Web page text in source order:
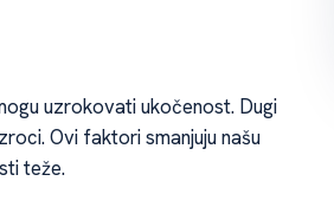
uzrokovati ukočenost. Dugi
Ovi faktori smanjuju našu
teže.